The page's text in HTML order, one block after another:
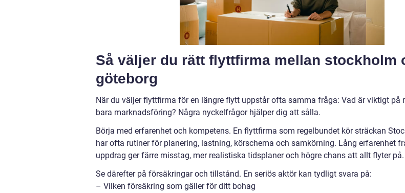
Så väljer du rätt flyttfirma mellan stockholm
göteborg
När du väljer flyttfirma för en längre flytt uppstår ofta samma fråga: Vad är viktigt på
bara marknadsföring? Några nyckelfrågor hjälper dig att sålla.
Börja med erfarenhet och kompetens. En flyttfirma som regelbundet kör sträckan
har ofta rutiner för planering, lastning, körschema och samkörning. Lång erfarenhet
uppdrag ger färre misstag, mer realistiska tidsplaner och högre chans att allt flyter på.
Se därefter på försäkringar och tillstånd. En seriös aktör kan tydligt svara på:
– Vilken försäkring som gäller för ditt bohag